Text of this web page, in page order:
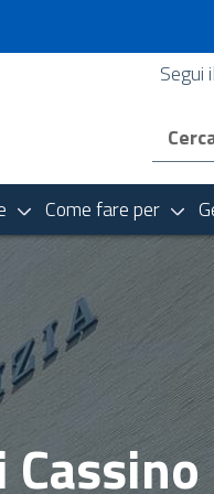
+ ALT + 0 per
della Segui
Ricerca
Come fare per